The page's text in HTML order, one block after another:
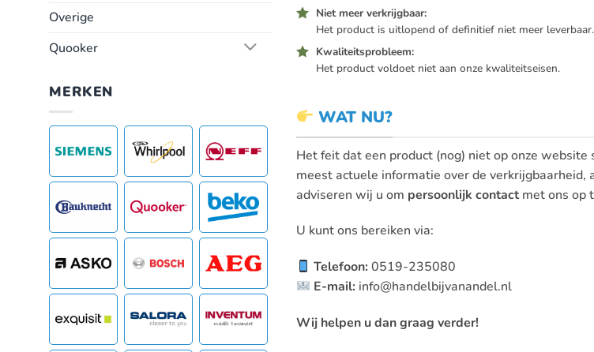
Overige
Quooker
MERKEN
Niet meer verkrijgbaar:
Het product is uitlopend of definitief niet meer leverbaar.
Kwaliteitsprobleem:
Het product voldoet niet aan onze kwaliteitseisen.
WAT NU?
Het feit dat een product (nog) niet op onze
meest actuele informatie over de
adviseren wij u om persoonlijk contactmet ons op
U kunt ons bereiken via:
Telefoon: 0519-235080
E-mail: info@handelbijvanandel.nl
Wij helpen u dan graag verder!